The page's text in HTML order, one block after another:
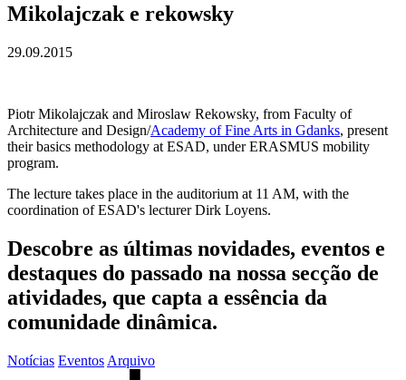
Mikolajczak e rekowsky
29.09.2015
Piotr Mikolajczak and Miroslaw Rekowsky, from Faculty of
Architecture and Design/Academy of Fine Arts in Gdanks, present
their basics methodology at ESAD, under ERASMUS mobility
program.
The lecture takes place in the auditorium at 11 AM, with the
coordination of ESAD's lecturer Dirk Loyens.
Descobre as últimas novidades, eventos e
destaques do passado na nossa secção de
atividades, que capta a essência da
comunidade dinâmica.
Notícias Eventos Arquivo